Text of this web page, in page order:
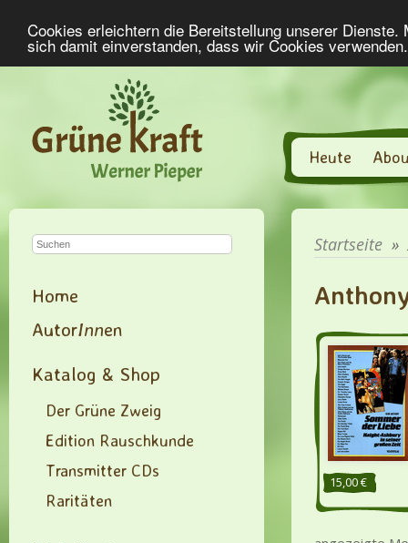
Cookies erleichtern die Bereitstellung unserer
sich damit einverstanden, dass wir Cookies
Heute
Home
AutorInnen
Katalog & Shop
Der Grüne Zweig
Edition Rauschkunde
Transmitter CDs
Raritäten
Startseite »
15,00 €